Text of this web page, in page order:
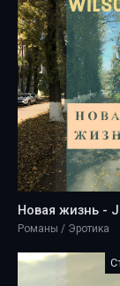
Новая жизнь -
Романы / Эротика